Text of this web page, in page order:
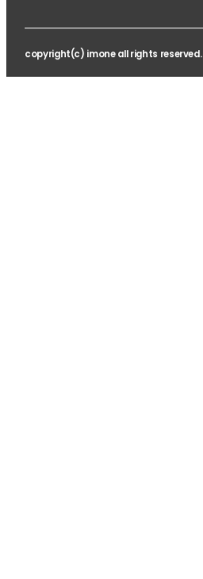
copyright(c) imone all rights reserved.